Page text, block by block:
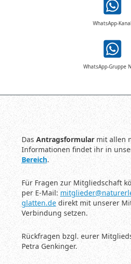
WhatsApp-Kanal
WhatsApp-Gruppe
Das Antragsformularmit allen
Informationen findet ihr in
Bereich.
Für Fragen zur Mitgliedschaft
per E-Mail:
glatten.dedirekt mit unserer
Verbindung setzen.
Rückfragen bzgl. eurer
Petra Genkinger.